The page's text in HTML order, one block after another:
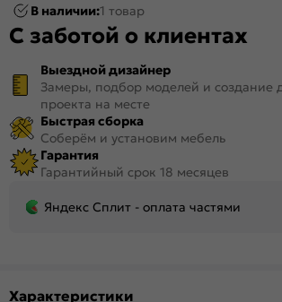
В наличии:1 товар
С заботой о клиентах
Выездной дизайнер
Замеры, подбор моделей и создание
проекта на месте
Быстрая сборка
Соберём и установим мебель
Гарантия
Гарантийный срок 18 месяцев
Яндекс Сплит - оплата частями
Характеристики